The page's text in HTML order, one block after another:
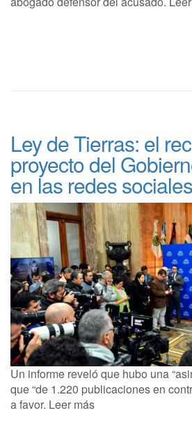
Ley de Tierras: el
proyecto del
en las redes sociales
Un informe reveló que hubo una
que “de 1.220 publicaciones en
a favor. Leer más